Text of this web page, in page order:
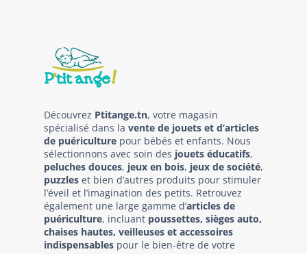
Découvrez Ptitange.tn, votre magasin
spécialisé dans la vente de jouets et d’articles
de puériculture pour bébés et enfants. Nous
sélectionnons avec soin des jouets éducatifs,
peluches douces, jeux en bois, jeux de société,
puzzles et bien d’autres produits pour stimuler
l’éveil et l’imagination des petits. Retrouvez
également une large gamme d’articles de
puériculture, incluant poussettes, sièges auto,
chaises hautes, veilleuses et accessoires
indispensables pour le bien-être de votre